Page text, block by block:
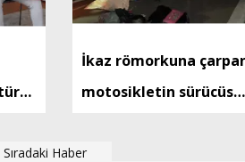
İkaz römorkuna
motosikletin sürücüsü
Sıradaki Haber